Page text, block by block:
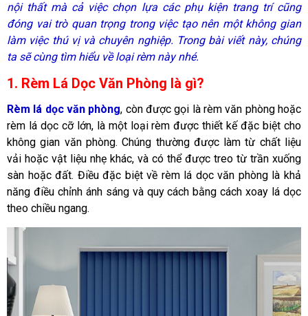
Dương Nội quận Hà Đông?
Hình ảnh: Địa chỉ mua rèm lá dọc văn phòng xoay lật tại
Shop Valli An Phú Dương Nội quận Hà Đông
nội thất mà cả việc chọn lựa các phụ kiện trang trí cũng
đóng vai trò quan trọng trong việc tạo nên một không gian
làm việc thú vị và chuyên nghiệp. Trong bài viết này, chúng
ta sẽ cùng tìm hiểu về loại rèm này nhé.
1. Rèm Lá Dọc Văn Phòng là gì?
Rèm lá dọc văn phòng, còn được gọi là rèm văn phòng hoặc
rèm lá dọc cỡ lớn, là một loại rèm được thiết kế đặc biệt cho
không gian văn phòng. Chúng thường được làm từ chất liệu
vải hoặc vật liệu nhẹ khác, và có thể được treo từ trần xuống
sàn hoặc đất. Điều đặc biệt về rèm lá dọc văn phòng là khả
năng điều chỉnh ánh sáng và quy cách bằng cách xoay lá dọc
theo chiều ngang.